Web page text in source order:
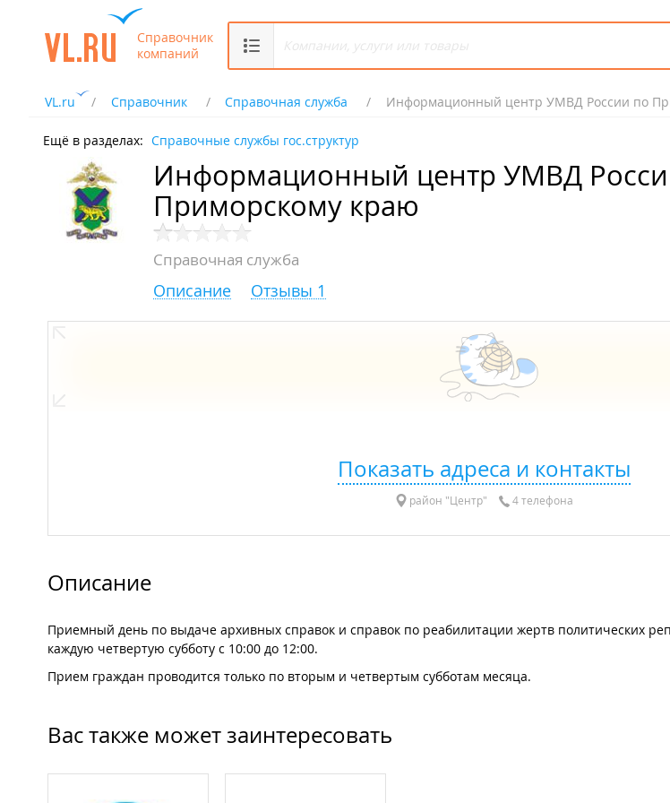
Справочник
компаний
VL.ru Справочник Справочная служба Информационный центр УМВД России по
Ещё в разделах: Справочные службы гос.структур
Информационный центр УМВД
Приморскому краю
Справочная служба
Описание Отзывы 1
Показать адреса и контакты
район "Центр" 4 телефона
Описание
Приемный день по выдаче архивных справок и справок по реабилитации жертв политических
каждую четвертую субботу с 10:00 до 12:00.
Прием граждан проводится только по вторым и четвертым субботам месяца.
Вас также может заинтересовать